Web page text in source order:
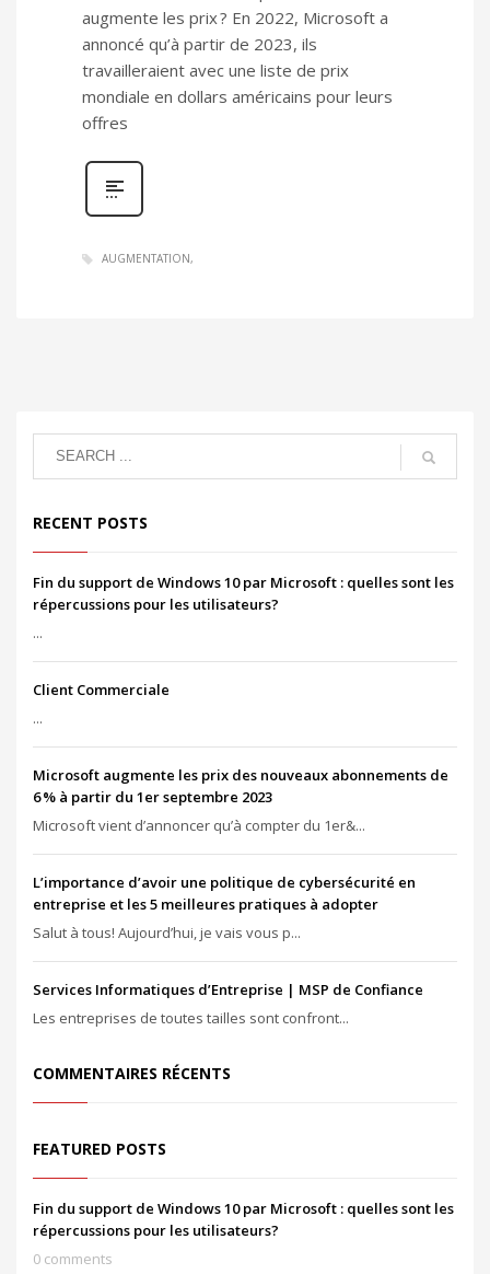
augmente les prix ? En 2022, Microsoft a
annoncé qu’à partir de 2023, ils
travailleraient avec une liste de prix
mondiale en dollars américains pour leurs
offres
AUGMENTATION
RECENT POSTS
Fin du support de Windows 10 par Microsoft : quelles sont les
répercussions pour les utilisateurs?
...
Client Commerciale
...
Microsoft augmente les prix des nouveaux abonnements de
6 % à partir du 1er septembre 2023
Microsoft vient d’annoncer qu’à compter du 1er&...
L’importance d’avoir une politique de cybersécurité en
entreprise et les 5 meilleures pratiques à adopter
Salut à tous! Aujourd’hui, je vais vous p...
Services Informatiques d’Entreprise | MSP de Confiance
Les entreprises de toutes tailles sont confront...
COMMENTAIRES RÉCENTS
FEATURED POSTS
Fin du support de Windows 10 par Microsoft : quelles sont les
répercussions pour les utilisateurs?
0 comments